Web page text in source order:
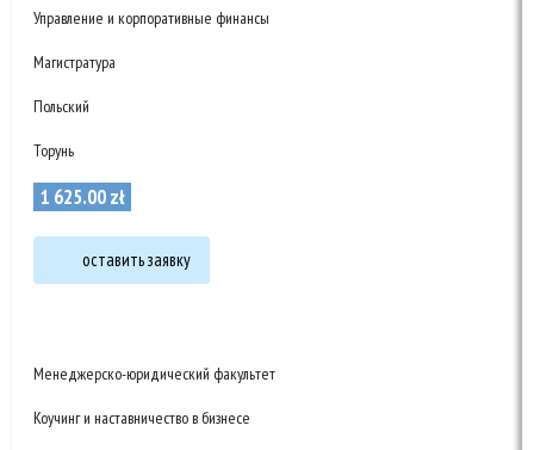
Управление и корпоративные финансы
Магистратура
Польский
Торунь
1 625.00zł
оставить заявку
Менеджерско-юридический факультет
Коучинг и наставничество в бизнесе